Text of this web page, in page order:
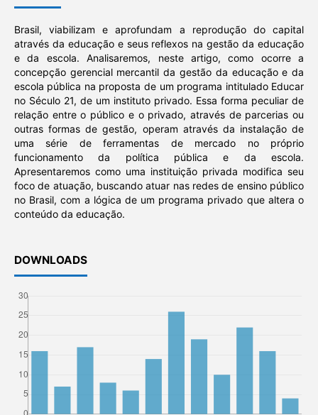
Brasil, viabilizam e aprofundam a reprodução do capital
através da educação e seus reflexos na gestão da educação
e da escola. Analisaremos, neste artigo, como ocorre a
concepção gerencial mercantil da gestão da educação e da
escola pública na proposta de um programa intitulado Educar
no Século 21, de um instituto privado. Essa forma peculiar de
relação entre o público e o privado, através de parcerias ou
outras formas de gestão, operam através da instalação de
uma série de ferramentas de mercado no próprio
funcionamento da política pública e da escola.
Apresentaremos como uma instituição privada modifica seu
foco de atuação, buscando atuar nas redes de ensino público
no Brasil, com a lógica de um programa privado que altera o
conteúdo da educação.
DOWNLOADS